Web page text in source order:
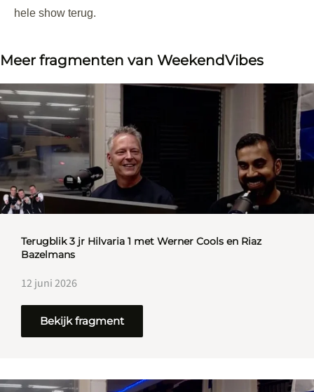
hele show terug.
Meer fragmenten van WeekendVibes
Terugblik 3 jr Hilvaria 1 met Werner Cools en Riaz
Bazelmans
12 juni 2026
Bekijk fragment